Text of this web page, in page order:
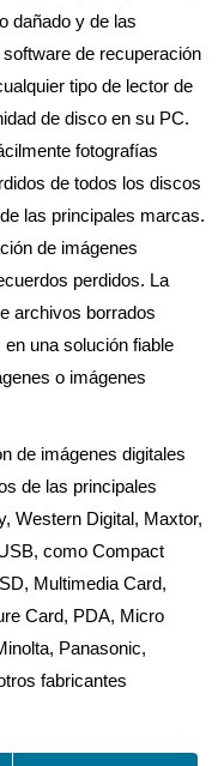
dañado y de las
de recuperación
tipo de lector de
de disco en su PC.
fotografías
de todos los discos
las principales marcas.
de imágenes
perdidos. La
archivos borrados
una solución fiable
o imágenes
de imágenes digitales
de las principales
Western Digital, Maxtor,
como Compact
Multimedia Card,
Card, PDA, Micro
Panasonic,
fabricantes